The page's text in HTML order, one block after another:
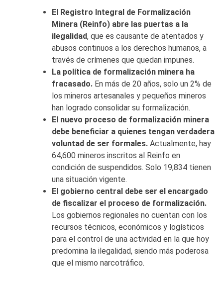
El Registro Integral de Formalización
Minera (Reinfo) abre las puertas a la
ilegalidad, que es causante de atentados y
abusos continuos a los derechos humanos, a
través de crímenes que quedan impunes.
La política de formalización minera ha
fracasado. En más de 20 años, solo un 2% de
los mineros artesanales y pequeños mineros
han logrado consolidar su formalización.
El nuevo proceso de formalización minera
debe beneficiar a quienes tengan verdadera
voluntad de ser formales. Actualmente, hay
64,600 mineros inscritos al Reinfo en
condición de suspendidos. Solo 19,834 tienen
una situación vigente.
El gobierno central debe ser el encargado
de fiscalizar el proceso de formalización.
Los gobiernos regionales no cuentan con los
recursos técnicos, económicos y logísticos
para el control de una actividad en la que hoy
predomina la ilegalidad, siendo más poderosa
que el mismo narcotráfico.